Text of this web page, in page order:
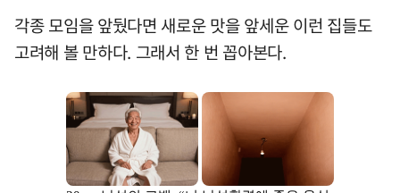
각종 모임을 앞뒀다면 새로운 맛을 앞세운 이런 집들도
고려해 볼 만하다. 그래서 한 번 꼽아본다.